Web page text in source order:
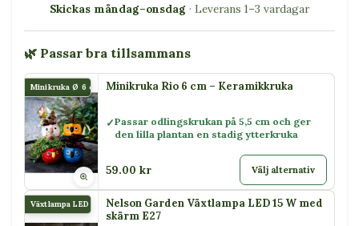
Skickas måndag–onsdag · Leverans 1–3 vardagar
🌿 Passar bra tillsammans
Minikruka Ø 6 cm RioMinikruka Rio 6 cm – Keramikkruka
Passar odlingskrukan på 5,5 cm och ger
den lilla plantan en stadig ytterkruka
59.00 kr Välj alternativ
Växtlampa LED 15 WNelson Garden Växtlampa LED 15 W med
skärm E27